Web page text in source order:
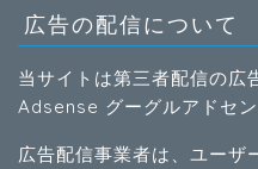
広告の配信について
当サイトは第三者配信の
Adsense グーグルアドセン
広告配信事業者は、ユーザ